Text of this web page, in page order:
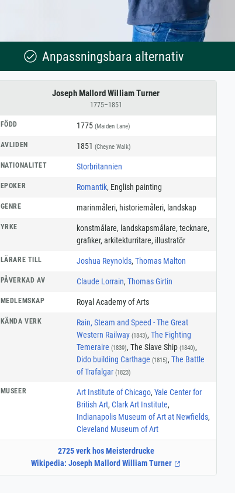
Anpassningsbara alternativ
Joseph Mallord William Turner
1775–1851
FÖDD 1775 (Maiden Lane)
AVLIDEN 1851 (Cheyne Walk)
NATIONALITET Storbritannien
EPOKER Romantik, English painting
GENRE marinmåleri, historiemåleri, landskap
YRKE konstmålare, landskapsmålare, tecknare,
grafiker, arkitekturritare, illustratör
LÄRARE TILL Joshua Reynolds, Thomas Malton
PÅVERKAD AV Claude Lorrain, Thomas Girtin
MEDLEMSKAP Royal Academy of Arts
KÄNDA VERK
Rain, Steam and Speed - The Great
Western Railway (1843), The Fighting
Temeraire (1839), The Slave Ship (1840),
Dido building Carthage (1815), The Battle
of Trafalgar (1823)
MUSEER Art Institute of Chicago, Yale Center for
British Art, Clark Art Institute,
Indianapolis Museum of Art at Newfields,
Cleveland Museum of Art
2725 verk hos Meisterdrucke
Wikipedia: Joseph Mallord William Turner